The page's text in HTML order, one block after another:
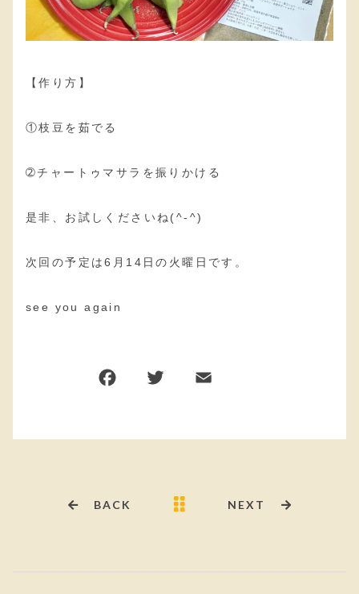
【作り方】
①枝豆を茹でる
➁チャートゥマサラを振りかける
是非、お試しくださいね(^-^)
次回の予定は6月14日の火曜日です。
see you again
BACK NEXT